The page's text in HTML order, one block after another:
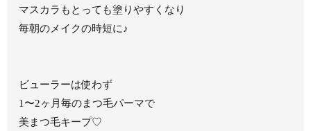
マスカラもとっても塗りやすくなり
毎朝のメイクの時短に♪
ビューラーは使わず
1〜2ヶ月毎のまつ毛パーマで
美まつ毛キープ♡